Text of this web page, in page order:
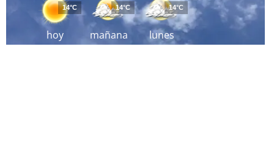
hoy
14°C
mañana
14°C
lunes
14°C